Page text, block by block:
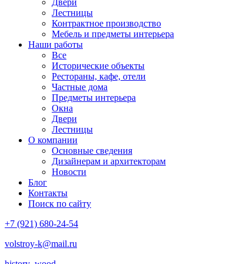
Двери
Лестницы
Контрактное производство
Мебель и предметы интерьера
Наши работы
Все
Исторические объекты
Рестораны, кафе, отели
Частные дома
Предметы интерьера
Окна
Двери
Лестницы
О компании
Основные сведения
Дизайнерам и архитекторам
Новости
Блог
Контакты
Поиск по сайту
+7 (921) 680-24-54
volstroy-k@mail.ru